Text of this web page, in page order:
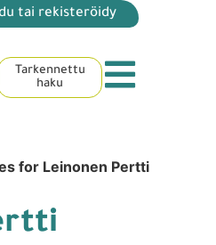
tai rekisteröidy
Tarkennettu
haku
for Leinonen Pertti